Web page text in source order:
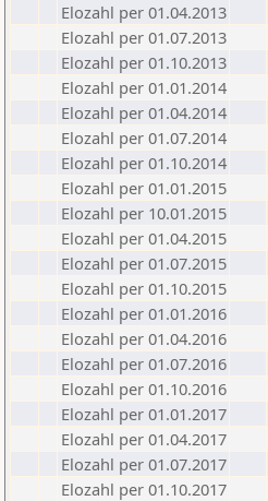
Elozahl per 01.04.2013
Elozahl per 01.07.2013
Elozahl per 01.10.2013
Elozahl per 01.01.2014
Elozahl per 01.04.2014
Elozahl per 01.07.2014
Elozahl per 01.10.2014
Elozahl per 01.01.2015
Elozahl per 10.01.2015
Elozahl per 01.04.2015
Elozahl per 01.07.2015
Elozahl per 01.10.2015
Elozahl per 01.01.2016
Elozahl per 01.04.2016
Elozahl per 01.07.2016
Elozahl per 01.10.2016
Elozahl per 01.01.2017
Elozahl per 01.04.2017
Elozahl per 01.07.2017
Elozahl per 01.10.2017